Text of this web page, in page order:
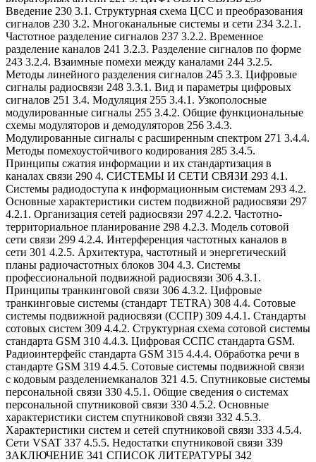
Введение 230 3.1. Структурная схема ЦСС и преобразования
сигналов 230 3.2. Многоканальные системы и сети 234 3.2.1.
Частотное разделение сигналов 237 3.2.2. Временное
разделение каналов 241 3.2.3. Разделение сигналов по форме
243 3.2.4. Взаимные помехи между каналами 244 3.2.5.
Методы линейного разделения сигналов 245 3.3. Цифровые
сигналы радиосвязи 248 3.3.1. Вид и параметры цифровых
сигналов 251 3.4. Модуляция 255 3.4.1. Узкополосные
модулированные сигналы 255 3.4.2. Общие функциональные
схемы модуляторов и демодуляторов 256 3.4.3.
Модулированные сигналы с расширенным спектром 271 3.4.4.
Методы помехоустойчивого кодирования 285 3.4.5.
Принципы сжатия информации и их стандартизация в
каналах связи 290 4. СИСТЕМЫ И СЕТИ СВЯЗИ 293 4.1.
Системы радиодоступа к информационным системам 293 4.2.
Основные характеристики систем подвижной радиосвязи 297
4.2.1. Организация сетей радиосвязи 297 4.2.2. Частотно-
территориальное планирование 298 4.2.3. Модель сотовой
сети связи 299 4.2.4. Интерференция частотных каналов в
сети 301 4.2.5. Архитектура, частотный и энергетический
планы радиочастотных блоков 304 4.3. Системы
профессиональной подвижной радиосвязи 306 4.3.1.
Принципы транкинговой связи 306 4.3.2. Цифровые
транкинговые системы (стандарт TETRA) 308 4.4. Cотовые
системы подвижной радиосвязи (ССПР) 309 4.4.1. Стандарты
сотовых систем 309 4.4.2. Структурная схема сотовой системы
стандарта GSM 310 4.4.3. Цифровая ССПС стандарта GSM.
Радиоинтерфейс стандарта GSM 315 4.4.4. Обработка речи в
стандарте GSM 319 4.4.5. Сотовые системы подвижной связи
с кодовым разделениемканалов 321 4.5. Спутниковые системы
персональной связи 330 4.5.1. Общие сведения о системах
персональной спутниковой связи 330 4.5.2. Основные
характеристики систем спутниковой связи 332 4.5.3.
Характеристики систем и сетей спутниковой связи 333 4.5.4.
Сети VSAT 337 4.5.5. Недостатки спутниковой связи 339
ЗАКЛЮЧЕНИЕ 341 СПИСОК ЛИТЕРАТУРЫ 342